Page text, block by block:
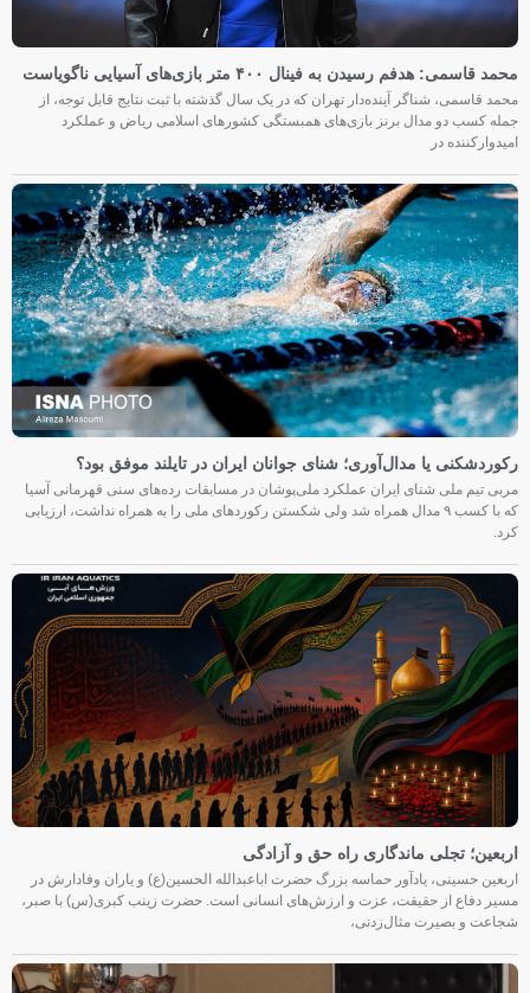
محمد قاسمی: هدفم رسیدن به فینال ۴۰۰ متر بازی‌های آسیایی ناگویاست
محمد قاسمی، شناگر آینده‌دار تهران که در یک سال گذشته با ثبت نتایج قابل توجه، از
جمله کسب دو مدال برنز بازی‌های همبستگی کشورهای اسلامی ریاض و عملکرد
امیدوارکننده در
رکوردشکنی یا مدال‌آوری؛ شنای جوانان ایران در تایلند موفق بود؟
مربی تیم ملی شنای ایران عملکرد ملی‌پوشان در مسابقات رده‌های سنی قهرمانی آسیا
که با کسب ۹ مدال همراه شد ولی شکستن رکوردهای ملی را به همراه نداشت، ارزیابی
کرد.
اربعین؛ تجلی ماندگاری راه حق و آزادگی
اربعین حسینی، یادآور حماسه بزرگ حضرت اباعبدالله الحسین(ع) و یاران وفادارش در
مسیر دفاع از حقیقت، عزت و ارزش‌های انسانی است. حضرت زینب کبری(س) با صبر،
شجاعت و بصیرت مثال‌زدنی،